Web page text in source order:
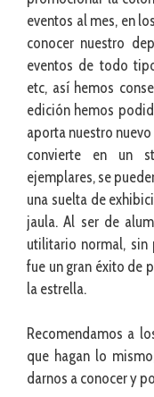
eventos al mes, en
conocer nuestro
eventos de todo
etc, así hemos
edición hemos
aporta nuestro
convierte en un
ejemplares, se
una suelta de
jaula. Al ser de
utilitario normal, sin
fue un gran éxito de
la estrella.
Recomendamos a
que hagan lo
darnos a conocer y